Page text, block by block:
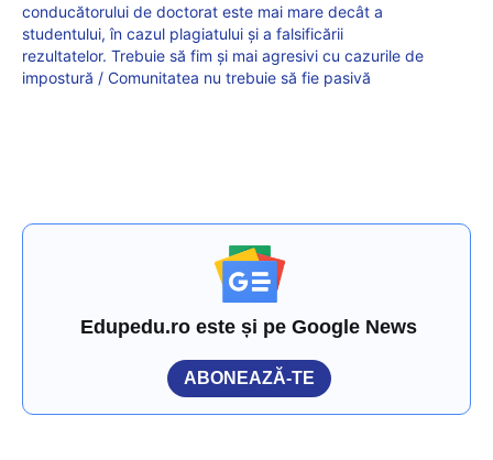
conducătorului de doctorat este mai mare decât a
studentului, în cazul plagiatului și a falsificării
rezultatelor. Trebuie să fim și mai agresivi cu cazurile de
impostură / Comunitatea nu trebuie să fie pasivă
Edupedu.ro este și pe Google News
ABONEAZĂ-TE